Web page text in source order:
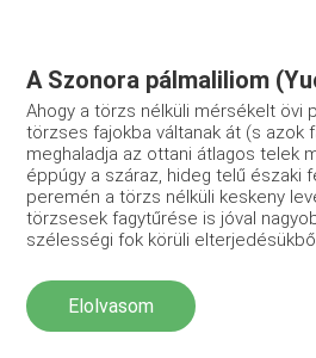
A Szonora pálmaliliom
Ahogy a törzs nélküli mérsékelt övi
törzses fajokba váltanak át (s azok
meghaladja az ottani átlagos telek
éppúgy a száraz, hideg telű északi
peremén a törzs nélküli keskeny
törzsesek fagytűrése is jóval
szélességi fok körüli
Elolvasom